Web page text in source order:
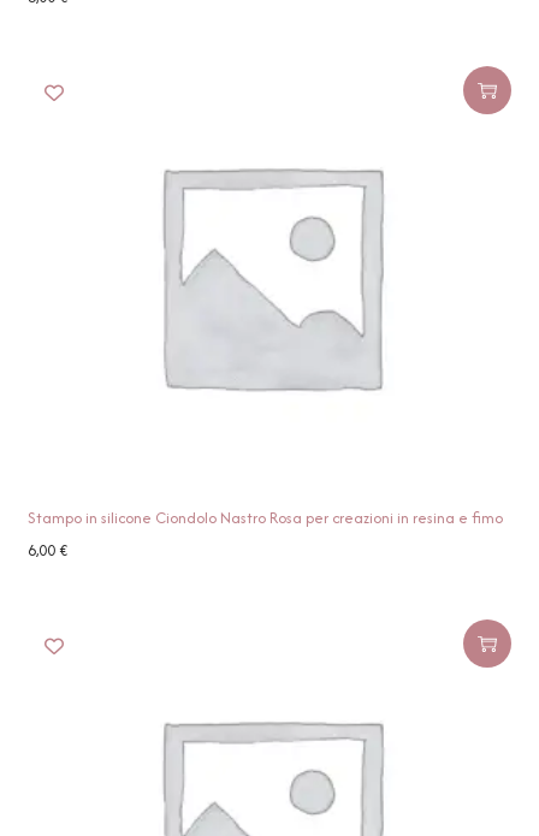
Stampo in silicone Ciondolo Nastro Rosa per creazioni in resina e fimo
6,00€